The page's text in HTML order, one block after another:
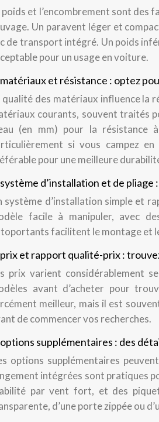
poids et l’encombrement sont des
Un paravent léger et
de transport intégré. Un poids
pour un usage en voiture.
et résistance : optez
qualité des matériaux influence la
courants, souvent traités
(en mm) pour la résistance
si vous campez
pour une meilleure
d’installation et de
système d’installation simple et
facile à manipuler, avec
facilitent le montage et
et rapport qualité-prix :
prix varient considérablement
avant d’acheter pour
meilleur, mais il est
de commencer vos recherches.
supplémentaires : des
options supplémentaires
intégrées sont pratiques
par vent fort, et des
d’une porte zippée ou